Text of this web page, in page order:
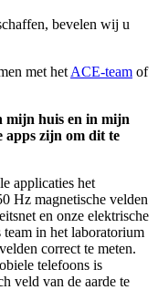
bevelen wij u
met het ACE-team of
mijn huis en in mijn
apps zijn om dit te
applicaties het
Hz magnetische velden
en onze elektrische
team in het laboratorium
correct te meten.
telefoons is
veld van de aarde te